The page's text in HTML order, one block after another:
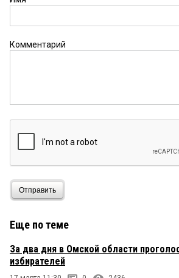
Комментарий
Отправить
Еще по теме
За два дня в Омской области
избирателей